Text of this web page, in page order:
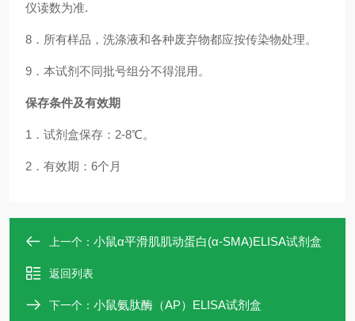
仪读数为准.
8．所有样品，洗涤液和各种废弃物都应按传染物处理。
9．本试剂不同批号组分不得混用。
保存条件及有效期
1．试剂盒保存：2-8℃。
2．有效期：6个月
上一个： 小鼠α平滑肌肌动蛋白(α-SMA)ELISA试剂盒
返回列表
下一个： 小鼠氨肽酶（AP）ELISA试剂盒